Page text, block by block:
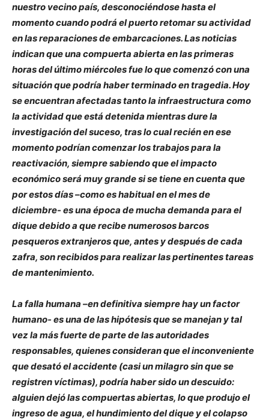
nuestro vecino país, desconociéndose hasta el
momento cuando podrá el puerto retomar su actividad
en las reparaciones de embarcaciones. Las noticias
indican que una compuerta abierta en las primeras
horas del último miércoles fue lo que comenzó con una
situación que podría haber terminado en tragedia. Hoy
se encuentran afectadas tanto la infraestructura como
la actividad que está detenida mientras dure la
investigación del suceso, tras lo cual recién en ese
momento podrían comenzar los trabajos para la
reactivación, siempre sabiendo que el impacto
económico será muy grande si se tiene en cuenta que
por estos días –como es habitual en el mes de
diciembre- es una época de mucha demanda para el
dique debido a que recibe numerosos barcos
pesqueros extranjeros que, antes y después de cada
zafra, son recibidos para realizar las pertinentes tareas
de mantenimiento.
La falla humana –en definitiva siempre hay un factor
humano- es una de las hipótesis que se manejan y tal
vez la más fuerte de parte de las autoridades
responsables, quienes consideran que el inconveniente
que desató el accidente (casi un milagro sin que se
registren víctimas), podría haber sido un descuido:
alguien dejó las compuertas abiertas, lo que produjo el
ingreso de agua, el hundimiento del dique y el colapso